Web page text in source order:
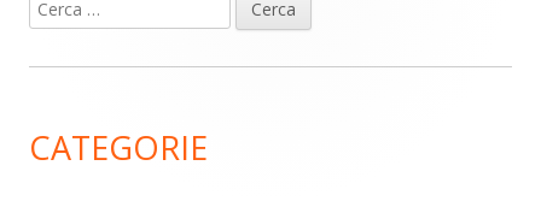
Barra
laterale
per:
CATEGORIE